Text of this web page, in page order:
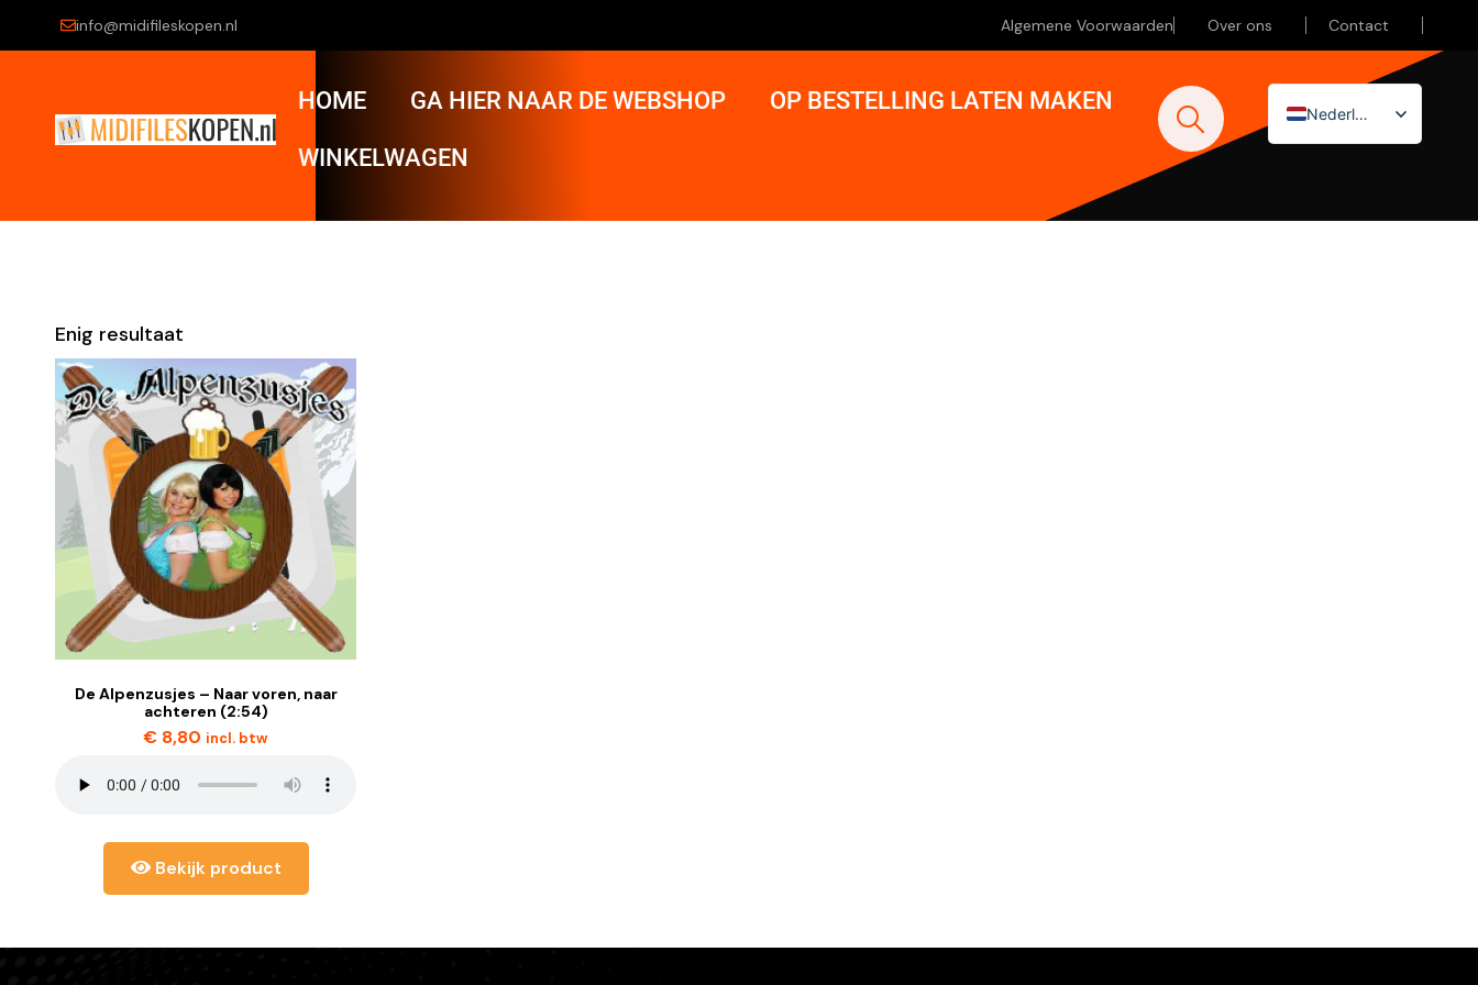
info@midifileskopen.nl Algemene Voorwaarden Over ons Contact
HOME GA HIER NAAR DE WEBSHOP OP BESTELLING LATEN MAKEN
WINKELWAGEN
Nederlands
English (UK)
Enig resultaat
De Alpenzusjes – Naar voren, naar
achteren (2:54)
€ 8,80 incl. btw
Bekijk product